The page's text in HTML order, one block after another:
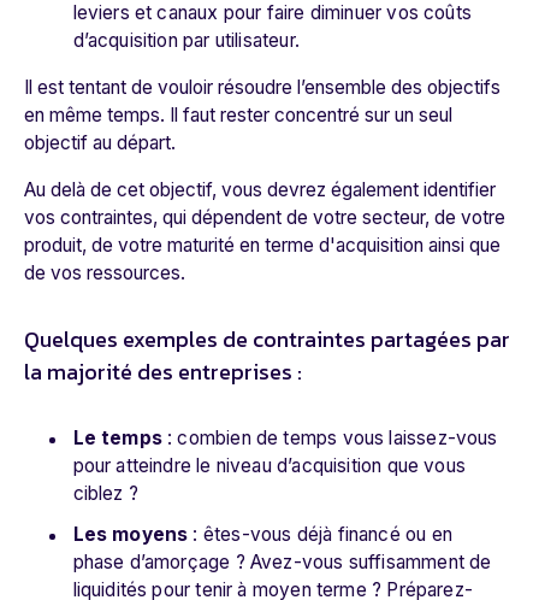
leviers et canaux pour faire diminuer vos coûts
d’acquisition par utilisateur.
Il est tentant de vouloir résoudre l’ensemble des objectifs
en même temps. Il faut rester concentré sur un seul
objectif au départ.
Au delà de cet objectif, vous devrez également identifier
vos contraintes, qui dépendent de votre secteur, de votre
produit, de votre maturité en terme d'acquisition ainsi que
de vos ressources.
Quelques exemples de contraintes partagées par
la majorité des entreprises :
Le temps: combien de temps vous laissez-vous
pour atteindre le niveau d’acquisition que vous
ciblez ?
Les moyens : êtes-vous déjà financé ou en
phase d’amorçage ? Avez-vous suffisamment de
liquidités pour tenir à moyen terme ? Préparez-